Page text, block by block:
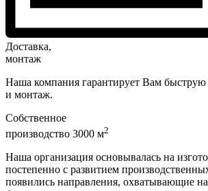
Доставка,
монтаж
Наша компания гарантирует Вам быструю
и монтаж.
Собственное
производство 3000 м2
Наша организация основывалась на
постепенно с развитием
появились направления, охватывающие